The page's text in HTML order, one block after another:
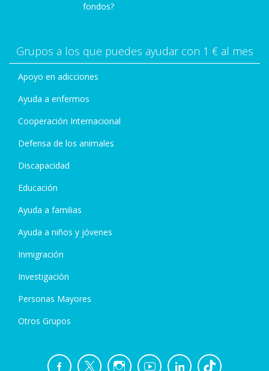
fondos?
Grupos a los que puedes ayudar con 1 € al mes
Apoyo en adicciones
Ayuda a enfermos
Cooperación Internacional
Defensa de los animales
Discapacidad
Educación
Ayuda a familias
Ayuda a niños y jóvenes
Inmigración
Investigación
Personas Mayores
Otros Grupos